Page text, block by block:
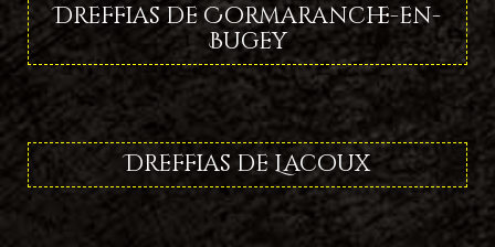
Dreffias de Cormaranche-en-
Bugey
Dreffias de Lacoux